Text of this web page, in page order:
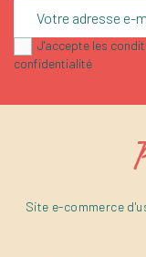
J'accepte les
confidentialité
Site e-commerce